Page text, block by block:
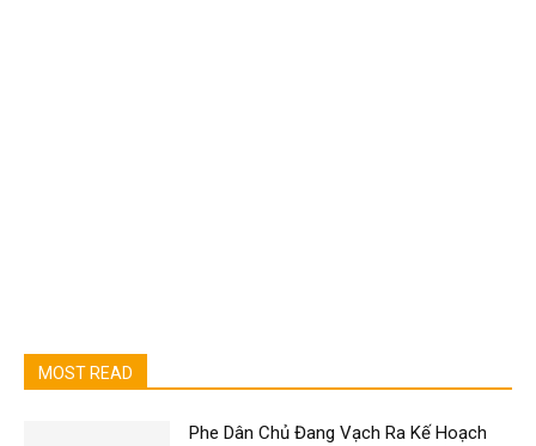
MOST READ
Phe Dân Chủ Đang Vạch Ra Kế Hoạch